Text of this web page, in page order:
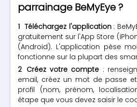
parrainage BeMyEye ?
Téléchargez l'application:
gratuitement sur l'App Store
(Android). L'application pèse
fonctionne sur la plupart des
Créez votre compte :
email, créez un mot de passe
profil (nom, prénom,
étape que vous devez saisir le